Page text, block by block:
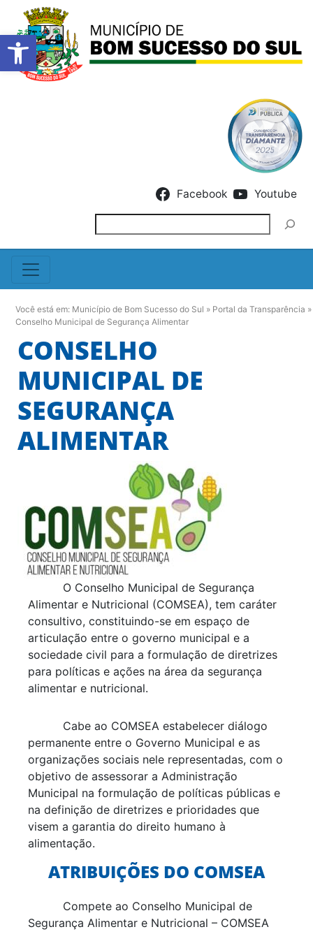
Barra de Ferramentas
Facebook Youtube
Você está em: Município de Bom Sucesso do Sul » Portal da Transparência »
Conselho Municipal de Segurança Alimentar
CONSELHO
MUNICIPAL DE
SEGURANÇA
ALIMENTAR
O Conselho Municipal de Segurança
Alimentar e Nutricional (COMSEA), tem caráter
consultivo, constituindo-se em espaço de
articulação entre o governo municipal e a
sociedade civil para a formulação de diretrizes
para políticas e ações na área da segurança
alimentar e nutricional.
Cabe ao COMSEA estabelecer diálogo
permanente entre o Governo Municipal e as
organizações sociais nele representadas, com o
objetivo de assessorar a Administração
Municipal na formulação de políticas públicas e
na definição de diretrizes e prioridades que
visem a garantia do direito humano à
alimentação.
ATRIBUIÇÕES DO COMSEA
Compete ao Conselho Municipal de
Segurança Alimentar e Nutricional – COMSEA